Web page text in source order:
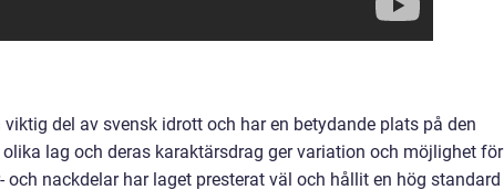
del av svensk idrott och har en betydande plats på den
lag och deras karaktärsdrag ger variation och möjlighet för
nackdelar har laget presterat väl och hållit en hög standard